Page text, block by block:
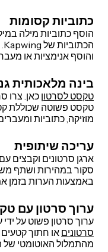
כתוביות קסומות
הוסף כתוביות מילה
והוסף אנימציות או
בינה מלאכותית
טקסט לסרטון כאן. צרו
טקסט פשוטה שכוללת
מוזיקה, כתוביות
עריכה שיתופית
ארגן סרטונים וקבצים
סקור במהירות ושתף
באמצעות הערות בזמן
ערוך סרטון עם
ערוך סרטון פשוט על
סרטונים או חתוך
מהתמלול האוטומטי של